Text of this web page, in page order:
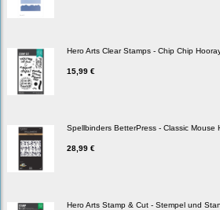
Hero Arts Clear Stamps - Chip Chip
15,99 €
Spellbinders BetterPress - Classic Mouse
28,99 €
Hero Arts Stamp & Cut - Stempel und